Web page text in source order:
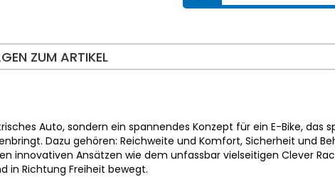
ZUM ARTIKEL
Auto, sondern ein spannendes Konzept für ein E-Bike, das
Dazu gehören: Reichweite und Komfort, Sicherheit und
innovativen Ansätzen wie dem unfassbar vielseitigen Clever
in Richtung Freiheit bewegt.